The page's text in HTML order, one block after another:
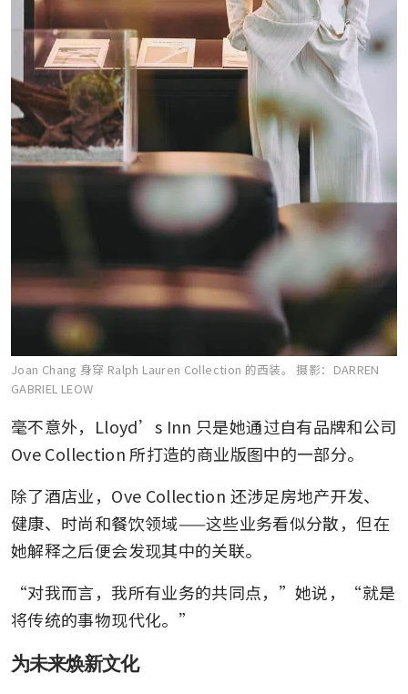
Joan Chang 身穿 Ralph Lauren Collection 的西装。摄影：DARREN
GABRIEL LEOW
毫不意外，Lloyd’s Inn 只是她通过自有品牌和公司
Ove Collection 所打造的商业版图中的一部分。
除了酒店业，Ove Collection 还涉足房地产开发、
健康、时尚和餐饮领域——这些业务看似分散，但在
她解释之后便会发现其中的关联。
“对我而言，我所有业务的共同点，”她说，“就是
将传统的事物现代化。”
为未来焕新文化